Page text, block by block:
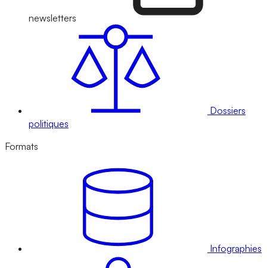
newsletters
Dossiers
politiques
Formats
Infographies